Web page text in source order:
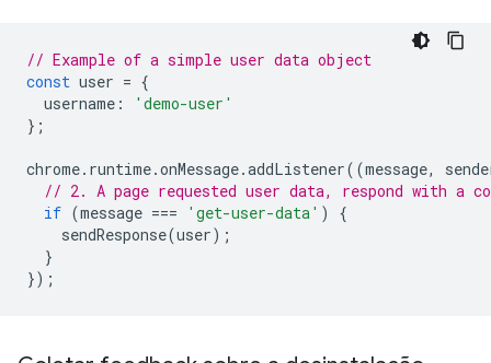
// Example of a simple user data object
const user = {
username :
'demo-user'
};
chrome. runtime.onMessage.addListener((message,
// 2. A page requested user data, respond with a
if (message === 'get-user-data' )
{
sendResponse(user);
}
});